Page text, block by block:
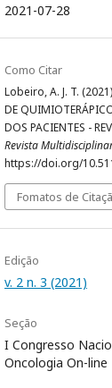
2021-07-28
Como Citar
Lobeiro, A. J. T.
DE
DOS PACIENTES -
Revista
https://doi.org/
Fomatos de
Edição
v. 2 n. 3 (2021)
Seção
I Congresso
Oncologia On-line